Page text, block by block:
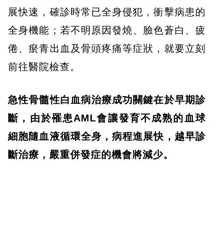
展快速，確診時常已全身侵犯，衝擊病患的
全身機能；若不明原因發燒、臉色蒼白、疲
倦、瘀青出血及骨頭疼痛等症狀，就要立刻
前往醫院檢查。
急性骨髓性白血病治療成功關鍵在於早期診
斷，由於罹患AML會讓發育不成熟的血球
細胞隨血液循環全身，病程進展快，越早診
斷治療，嚴重併發症的機會將減少。